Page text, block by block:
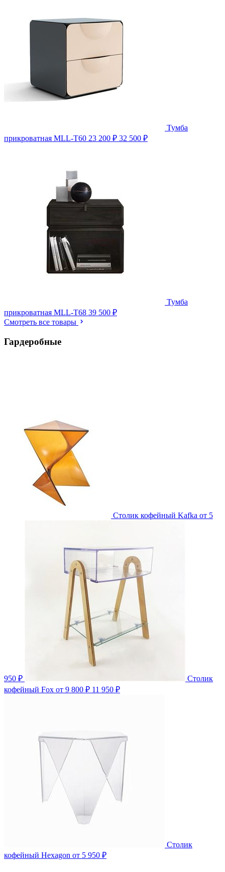
Тумба
прикроватная MLL-T60 23 200 ₽ 32 500 ₽
Тумба
прикроватная MLL-T68 39 500 ₽
Смотреть все товары
Гардеробные
Столик кофейный Kafka от 5
950 ₽
Столик
кофейный Fox от 9 800 ₽ 11 950 ₽
Столик
кофейный Hexagon от 5 950 ₽